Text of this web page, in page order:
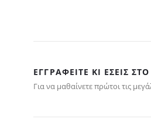
ΕΓΓΡΑΦΕΊΤΕ ΚΙ ΕΣΕΊΣ
Για να μαθαίνετε πρώτοι τις